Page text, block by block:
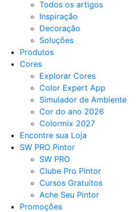
Todos os artigos
Inspiração
Decoração
Soluções
Produtos
Cores
Explorar Cores
Color Expert App
Simulador de Ambiente
Cor do ano 2026
Colormix 2027
Encontre sua Loja
SW PRO Pintor
SW PRO
Clube Pro Pintor
Cursos Gratuitos
Ache Seu Pintor
Promoções